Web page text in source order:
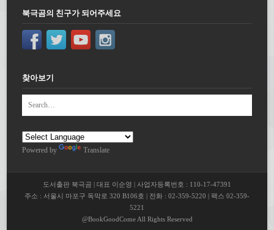
북극곰의 친구가 되어주세요
찾아보기
Powered by Translate
도서출판 북극곰 | 대표 이순영 | 사업자등록번호 : 110-17-47391
주소 : 서울시 마포구 독막로 320 B106호 | 전화 : 02-359-5220 | 팩스 02-359-
5221
@BookGoodCome All Rights Reserved